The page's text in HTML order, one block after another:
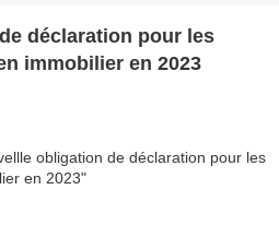
déclaration pour les
immobilier en 2023